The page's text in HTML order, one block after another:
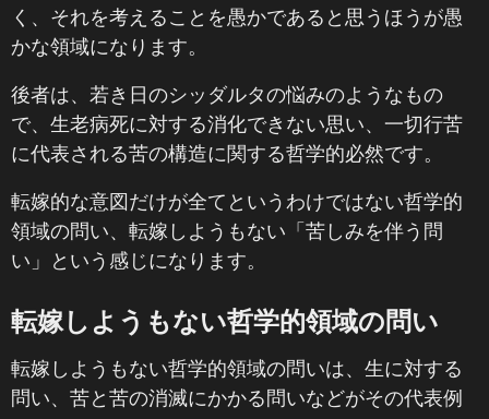
く、それを考えることを愚かであると思うほうが愚
かな領域になります。
後者は、若き日のシッダルタの悩みのようなもの
で、生老病死に対する消化できない思い、一切行苦
に代表される苦の構造に関する哲学的必然です。
転嫁的な意図だけが全てというわけではない哲学的
領域の問い、転嫁しようもない「苦しみを伴う問
い」という感じになります。
転嫁しようもない哲学的領域の問い
転嫁しようもない哲学的領域の問いは、生に対する
問い、苦と苦の消滅にかかる問いなどがその代表例